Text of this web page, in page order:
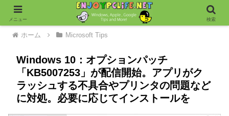
ホーム Microsoft Tips
Windows 10：オプションパッチ
「KB5007253」が配信開始。アプリがク
ラッシュする不具合やプリンタの問題など
に対処。必要に応じてインストールを
メニュー 検索